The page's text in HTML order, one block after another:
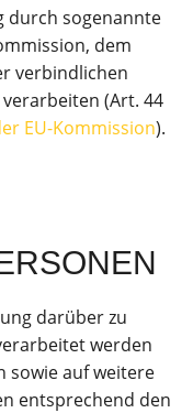
durch sogenannte
dem
verbindlichen
(Art. 44
EU-Kommission).
darüber zu
werden
sowie auf weitere
entsprechend den